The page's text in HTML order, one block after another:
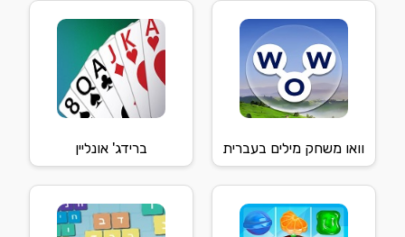
וואו משחק מילים בעברית ברידג' אונליין